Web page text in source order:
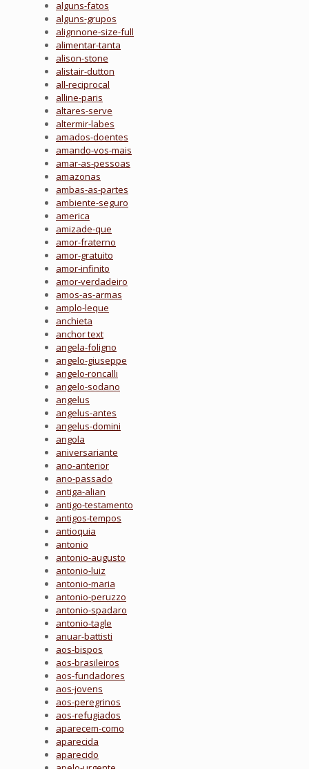
alguns-fatos
alguns-grupos
alignnone-size-full
alimentar-tanta
alison-stone
alistair-dutton
all-reciprocal
alline-paris
altares-serve
altermir-labes
amados-doentes
amando-vos-mais
amar-as-pessoas
amazonas
ambas-as-partes
ambiente-seguro
america
amizade-que
amor-fraterno
amor-gratuito
amor-infinito
amor-verdadeiro
amos-as-armas
amplo-leque
anchieta
anchor text
angela-foligno
angelo-giuseppe
angelo-roncalli
angelo-sodano
angelus
angelus-antes
angelus-domini
angola
aniversariante
ano-anterior
ano-passado
antiga-alian
antigo-testamento
antigos-tempos
antioquia
antonio
antonio-augusto
antonio-luiz
antonio-maria
antonio-peruzzo
antonio-spadaro
antonio-tagle
anuar-battisti
aos-bispos
aos-brasileiros
aos-fundadores
aos-jovens
aos-peregrinos
aos-refugiados
aparecem-como
aparecida
aparecido